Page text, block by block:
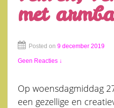
met
Posted on 9 december 2019
Geen Reacties ↓
Op woensdagmiddag
een gezellige en